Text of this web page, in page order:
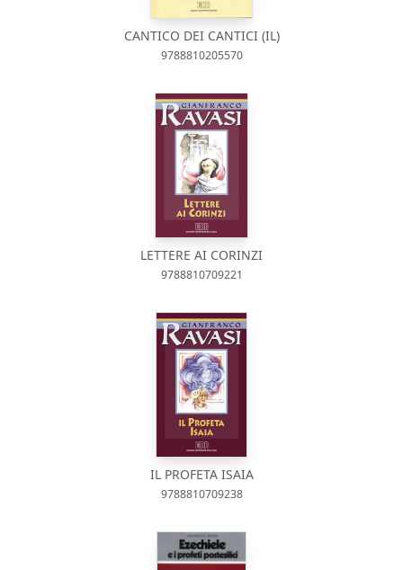
CANTICO DEI CANTICI (IL)
9788810205570
LETTERE AI CORINZI
9788810709221
IL PROFETA ISAIA
9788810709238